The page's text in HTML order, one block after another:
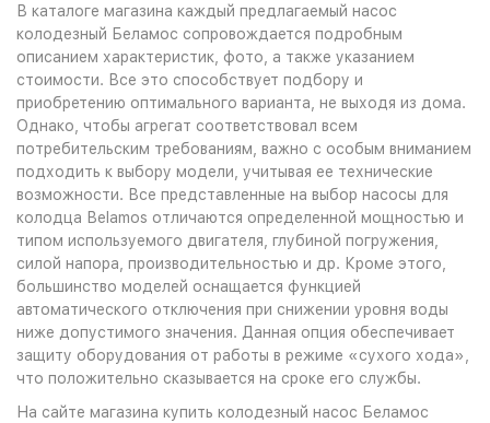
В каталоге магазина каждый предлагаемый насос
колодезный Беламос сопровождается подробным
описанием характеристик, фото, а также указанием
стоимости. Все это способствует подбору и
приобретению оптимального варианта, не выходя из дома.
Однако, чтобы агрегат соответствовал всем
потребительским требованиям, важно с особым вниманием
подходить к выбору модели, учитывая ее технические
возможности. Все представленные на выбор насосы для
колодца Вelamos отличаются определенной мощностью и
типом используемого двигателя, глубиной погружения,
силой напора, производительностью и др. Кроме этого,
большинство моделей оснащается функцией
автоматического отключения при снижении уровня воды
ниже допустимого значения. Данная опция обеспечивает
защиту оборудования от работы в режиме «сухого хода»,
что положительно сказывается на сроке его службы.
На сайте магазина купить колодезный насос Беламос